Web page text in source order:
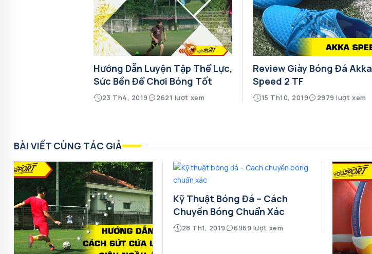
Hướng Dẫn Luyện Tập Thể Lực,
Sức Bền Để Chơi Bóng Tốt
23 Th4, 2019 2621 lượt xem
Review Giày Bóng Đá Akka
Speed 2 TF
15 Th10, 2019 2979 lượt xem
BÀI VIẾT CÙNG TÁC GIẢ
Kỹ Thuật Bóng Đá – Cách
Chuyền Bóng Chuẩn Xác
28 Th1, 2019 6969 lượt xem